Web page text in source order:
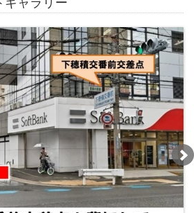
ギャラリー